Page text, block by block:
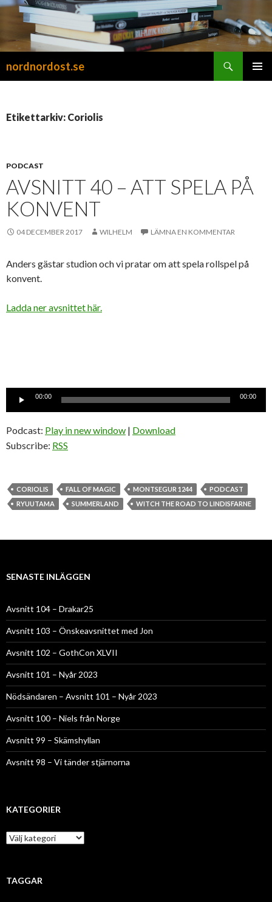
nordnordost.se
Etikettarkiv: Coriolis
PODCAST
AVSNITT 40 – ATT SPELA PÅ
KONVENT
04 DECEMBER 2017 WILHELM LÄMNA EN KOMMENTAR
Anders gästar studion och vi pratar om att spela rollspel på
konvent.
Ladda ner avsnittet här.
Ljudspelare
00:00 00:00
Podcast: Play in new window | Download
Subscribe: RSS
CORIOLIS FALL OF MAGIC MONTSEGUR 1244
PODCAST
RYUUTAMA
SUMMERLAND WITCH THE ROAD TO LINDISFARNE
SENASTE INLÄGGEN
Avsnitt 104 – Drakar25
Avsnitt 103 – Önskeavsnittet med Jon
Avsnitt 102 – GothCon XLVII
Avsnitt 101 – Nyår 2023
Nödsändaren – Avsnitt 101 – Nyår 2023
Avsnitt 100 – Niels från Norge
Avsnitt 99 – Skämshyllan
Avsnitt 98 – Vi tänder stjärnorna
KATEGORIER
Kategorier
TAGGAR